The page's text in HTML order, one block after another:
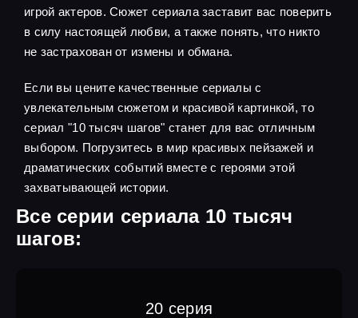
игрой актеров. Сюжет сериала заставит вас поверить
в силу настоящей любви, а также понять, что никто
не застрахован от измены и обмана.
Если вы цените качественные сериалы с
увлекательным сюжетом и красивой картинкой, то
сериал "10 тысяч шагов" станет для вас отличным
выбором. Погрузитесь в мир красивых пейзажей и
драматических событий вместе с героями этой
захватывающей истории.
Все серии сериала 10 тысяч
шагов:
20 серия